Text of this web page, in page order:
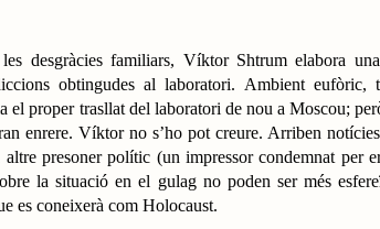
desgràcies familiars, Víktor Shtrum elabora
obtingudes al laboratori. Ambient eufòric,
el proper trasllat del laboratori de nou a Moscou;
enrere. Víktor no s’ho pot creure. Arriben
presoner polític (un impressor condemnat per
la situació en el gulag no poden ser més
es coneixerà com Holocaust.